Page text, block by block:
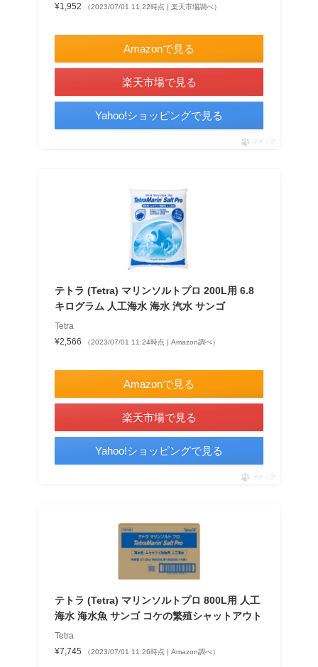
¥1,952
（2023/07/01 11:22時点 | 楽天市場調べ）
Amazonで見る
楽天市場で見る
Yahoo!ショッピングで見る
ポチップ
テトラ (Tetra) マリンソルトプロ 200L用 6.8
キログラム 人工海水 海水 汽水 サンゴ
Tetra
¥2,566
（2023/07/01 11:24時点 | Amazon調べ）
Amazonで見る
楽天市場で見る
Yahoo!ショッピングで見る
ポチップ
テトラ (Tetra) マリンソルトプロ 800L用 人工
海水 海水魚 サンゴ コケの繁殖シャットアウト
Tetra
¥7,745
（2023/07/01 11:26時点 | Amazon調べ）